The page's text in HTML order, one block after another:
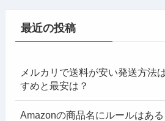
最近の投稿
メルカリで送料が安い発送方法
すめと最安は？
Amazonの商品名にルールはあ